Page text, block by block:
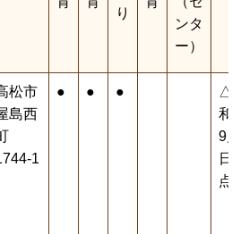
り
ンタ
ー）
松市
島西
1
● ● ●
△
9